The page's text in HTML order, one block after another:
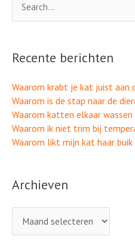
Zoek
naar:
Recente berichten
Waarom krabt je kat juist aan
Waarom is de stap naar de
Waarom katten elkaar
Waarom ik niet trim bij
Waarom likt mijn kat haar buik
Archieven